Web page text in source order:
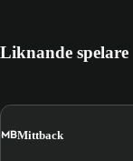
Liknande spelare
MBMittback